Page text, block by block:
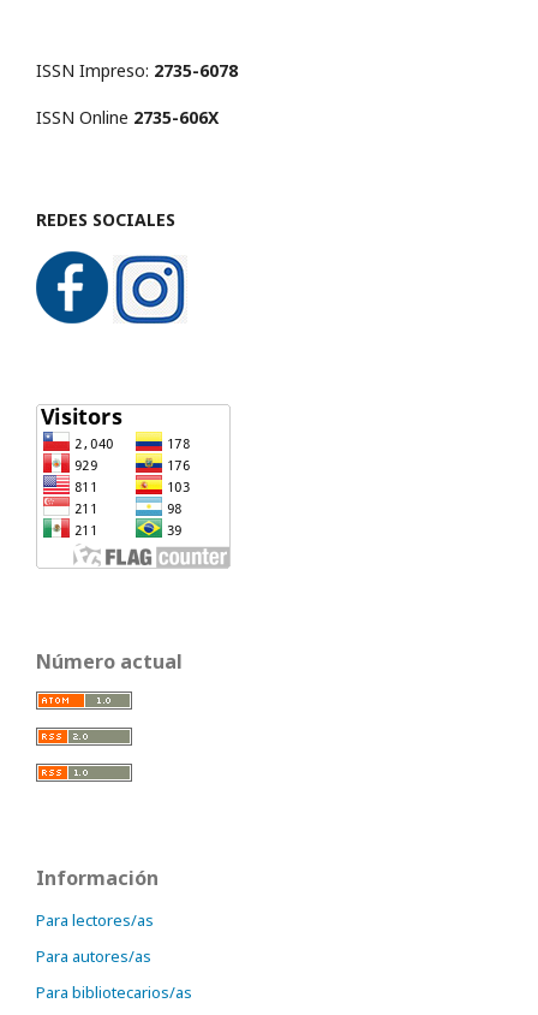
ISSN Impreso: 2735-6078
ISSN Online 2735-606X
REDES SOCIALES
Número actual
Información
Para lectores/as
Para autores/as
Para bibliotecarios/as